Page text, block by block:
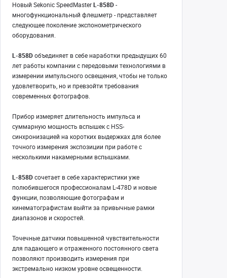
Новый Sekonic SpeedMasterL-858D-
многофункциональный флешметр - представляет
следующее поколение экспонометрического
оборудования.
L-858Dобъединяет в себе наработки предыдущих 60
лет работы компании с передовыми технологиями в
измерении импульсного освещения, чтобы не только
удовлетворить, но и превзойти требования
современных фотографов.
Прибор измеряет длительность импульса и
суммарную мощность вспышек с HSS-
синхронизацией на коротких выдержках для более
точного измерения экспозиции при работе с
несколькими накамерными вспышками.
L-858Dсочетает в себе характеристики уже
полюбившегося профессионалам L-478D и новые
функции, позволяющие фотографам и
кинематографистам выйти за привычные рамки
диапазонов и скоростей.
Точечные датчики повышенной чувствительности
для падающего и отраженного постоянного света
позволяют производить измерения при
экстремально низком уровне освещенности.